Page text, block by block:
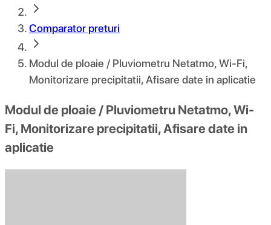
Comparator preturi
Modul de ploaie / Pluviometru Netatmo, Wi-Fi,
Monitorizare precipitatii, Afisare date in aplicatie
Modul de ploaie / Pluviometru Netatmo, Wi-
Fi, Monitorizare precipitatii, Afisare date in
aplicatie